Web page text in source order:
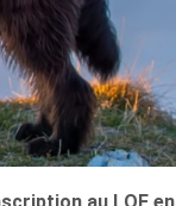
au LOF en